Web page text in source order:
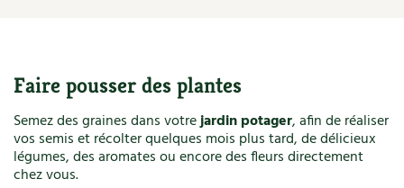
Faire pousser des plantes
Semez des graines dans votrejardin potager, afin de réaliser
vos semis et récolter quelques mois plus tard, de délicieux
légumes, des aromates ou encore des fleurs directement
chez vous.